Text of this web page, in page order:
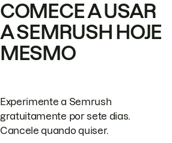
COMECE A USAR
A SEMRUSH HOJE
MESMO
Experimente a Semrush
gratuitamente por sete dias.
Cancele quando quiser.